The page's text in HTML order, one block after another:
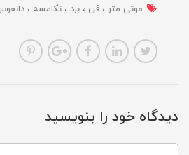
موتی متر
فن برد تکامسه
دیدگاه خود را بنویسید